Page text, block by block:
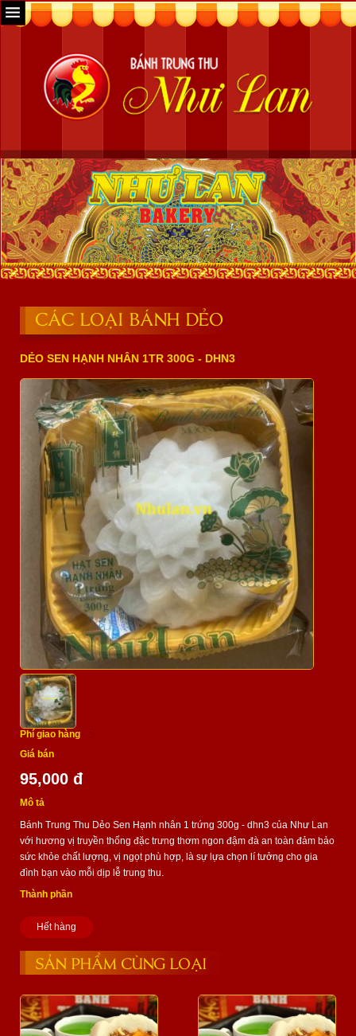
CÁC LOẠI BÁNH DẺO
DẺO SEN HẠNH NHÂN 1TR 300G - DHN3
Phí giao hàng
:
Giá bán
95,000 đ
Mô tả
Bánh Trung Thu Dẻo Sen Hạnh nhân 1 trứng 300g - dhn3 của Như Lan
với hương vị truyền thống đặc trưng thơm ngon đậm đà an toàn đảm bảo
sức khỏe chất lượng, vị ngọt phù hợp, là sự lựa chọn lí tưởng cho gia
đình bạn vào mỗi dịp lễ trung thu.
Thành phần
Hết hàng
SẢN PHẨM CÙNG LOẠI